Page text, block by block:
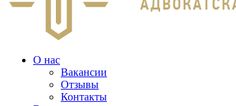
О нас
Вакансии
Отзывы
Контакты